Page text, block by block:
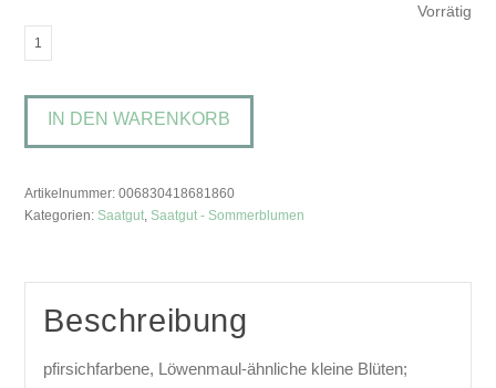
Vorrätig
Linaria
'Licilia
Peach'Marokkanisches
Leinkraut
IN DEN WARENKORB
Artikelnummer:006830418681860
Kategorien: Saatgut Saatgut - Sommerblumen
Beschreibung
pfirsichfarbene, Löwenmaul-ähnliche kleine Blüten;